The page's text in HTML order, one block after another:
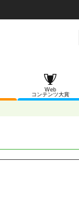
Web
コンテンツ大賞